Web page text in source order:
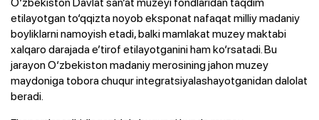
etilayotgan to‘qqizta noyob eksponat nafaqat milliy madaniy
boyliklarni namoyish etadi, balki mamlakat muzey maktabi
xalqaro darajada e’tirof etilayotganini ham ko‘rsatadi. Bu
jarayon O‘zbekiston madaniy merosining jahon muzey
maydoniga tobora chuqur integratsiyalashayotganidan dalolat
beradi.